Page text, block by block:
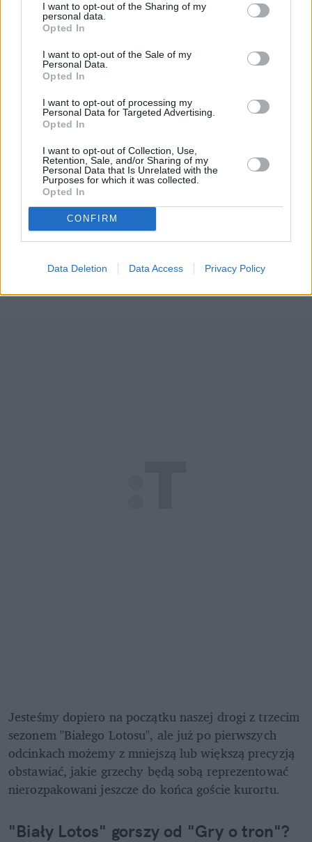
I want to opt-out of the Sharing of my
personal data.
Opted In
I want to opt-out of the Sale of my
Personal Data.
Opted In
I want to opt-out of processing my
Personal Data for Targeted Advertising.
Opted In
I want to opt-out of Collection, Use,
Retention, Sale, and/or Sharing of my
Personal Data that Is Unrelated with the
Purposes for which it was collected.
Opted In
CONFIRM
Data Deletion Data Access Privacy Policy
oczyszczającej. Traumy, czasem rzeczy przyziemne,
nie pozwalają im na nowy początek, stając się
katalizatorem zła, które nadejdzie w ciągu
najbliższego tygodnia.
Poprzez pewne archetypy osobowości White bawi
buddyzmu, a zwłaszcza ujętymi przez niego złymi
uczynkami i rolą świadomości. Za grzechy
postrzegane są m.in. czyny cielesne (np. kradzież,
zabijanie, kazirodztwo, cudzołóstwo), czyny ustne
(m.in. kłamstwo, plotkowanie, mowa sprawiająca
krzywdy) i czyny umysłowe (takie jak chciwość,
nienawiść czy nihilizm).
REKLAMA
Jesteśmy dopiero na początku naszej drogi z trzecim
sezonem "Białego Lotosu", ale już po pierwszych
odcinkach możemy z mniejszą lub większą precyzją
obstawiać, jakie grzechy będą sobą reprezentować
nierozpakowani jeszcze do końca goście kurortu.
"Biały Lotos" gorszy od "Gry o tron"?